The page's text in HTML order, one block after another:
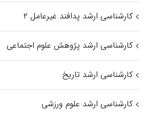
کارشناسی ارشد پدافند غیرعامل ۲
کارشناسی ارشد پژوهش علوم اجتماعی
کارشناسی ارشد تاریخ
کارشناسی ارشد علوم ورزشی